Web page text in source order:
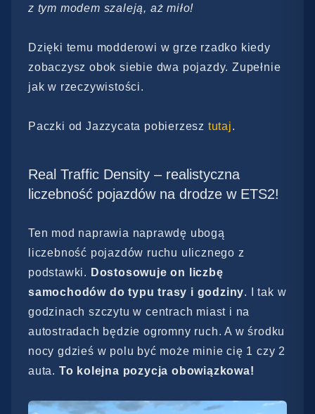
z tym modem szaleją, aż miło!
Dzięki temu modderowi w grze rzadko kiedy
zobaczysz obok siebie dwa pojazdy. Zupełnie
jak w rzeczywistości.
Paczki od Jazzycata pobierzesz tutaj.
Real Traffic Density – realistyczna
liczebność pojazdów na drodze w ETS2!
Ten mod naprawia naprawdę ubogą
liczebność pojazdów ruchu ulicznego z
podstawki. Dostosowuje on liczbę
samochodów do typu trasy i godziny. I tak w
godzinach szczytu w centrach miast i na
autostradach będzie ogromny ruch. A w środku
nocy gdzieś w polu być może minie cię 1 czy 2
auta. To kolejna pozycja obowiązkowa!